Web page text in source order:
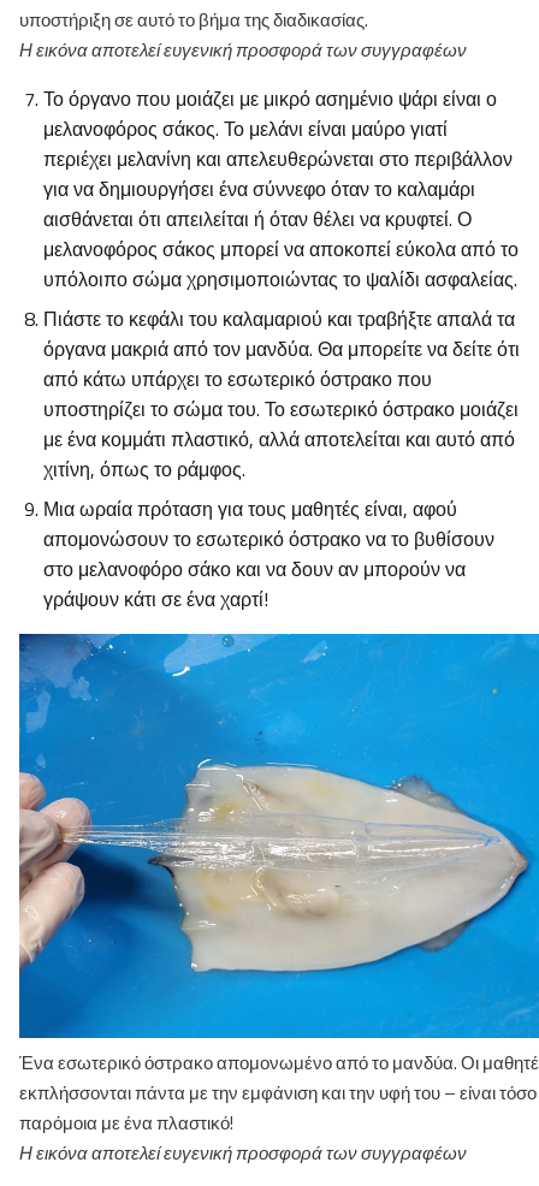
υποστήριξη σε αυτό το βήμα της διαδικασίας.
Η εικόνα αποτελεί ευγενική προσφορά των συγγραφέων
Το όργανο που μοιάζει με μικρό ασημένιο ψάρι είναι ο
μελανοφόρος σάκος. Το μελάνι είναι μαύρο γιατί
περιέχει μελανίνη και απελευθερώνεται στο περιβάλλον
για να δημιουργήσει ένα σύννεφο όταν το καλαμάρι
αισθάνεται ότι απειλείται ή όταν θέλει να κρυφτεί. Ο
μελανοφόρος σάκος μπορεί να αποκοπεί εύκολα από το
υπόλοιπο σώμα χρησιμοποιώντας το ψαλίδι ασφαλείας.
Πιάστε το κεφάλι του καλαμαριού και τραβήξτε απαλά τα
όργανα μακριά από τον μανδύα. Θα μπορείτε να δείτε ότι
από κάτω υπάρχει το εσωτερικό όστρακο που
υποστηρίζει το σώμα του. Το εσωτερικό όστρακο μοιάζει
με ένα κομμάτι πλαστικό, αλλά αποτελείται και αυτό από
χιτίνη, όπως το ράμφος.
Μια ωραία πρόταση για τους μαθητές είναι, αφού
απομονώσουν το εσωτερικό όστρακο να το βυθίσουν
στο μελανοφόρο σάκο και να δουν αν μπορούν να
γράψουν κάτι σε ένα χαρτί!
Ένα εσωτερικό όστρακο απομονωμένο από το μανδύα. Οι
εκπλήσσονται πάντα με την εμφάνιση και την υφή του – είναι τόσο
παρόμοια με ένα πλαστικό!
Η εικόνα αποτελεί ευγενική προσφορά των συγγραφέων